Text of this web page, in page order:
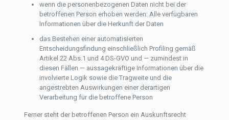
wenn die personenbezogenen Daten nicht bei der
betroffenen Person erhoben werden: Alle verfügbaren
Informationen über die Herkunft der Daten
das Bestehen einer automatisierten
Entscheidungsfindung einschließlich Profiling gemäß
Artikel 22 Abs.1 und 4 DS-GVO und — zumindest in
diesen Fällen — aussagekräftige Informationen über die
involvierte Logik sowie die Tragweite und die
angestrebten Auswirkungen einer derartigen
Verarbeitung für die betroffene Person
Ferner steht der betroffenen Person ein Auskunftsrecht